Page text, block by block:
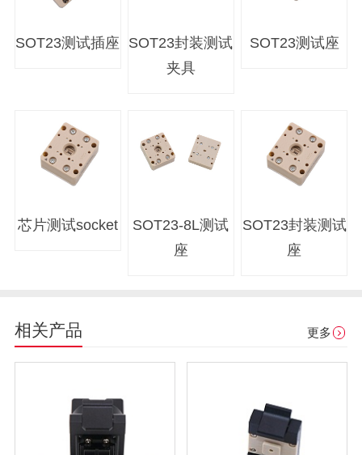
SOT23测试插座
SOT23封装测试
夹具
SOT23测试座
芯片测试socket
SOT23-8L测试
座
SOT23封装测试
座
相关产品 更多